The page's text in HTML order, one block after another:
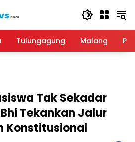
Tulungagung Malang
Tak Sekadar
Tekankan Jalur
Konstitusional